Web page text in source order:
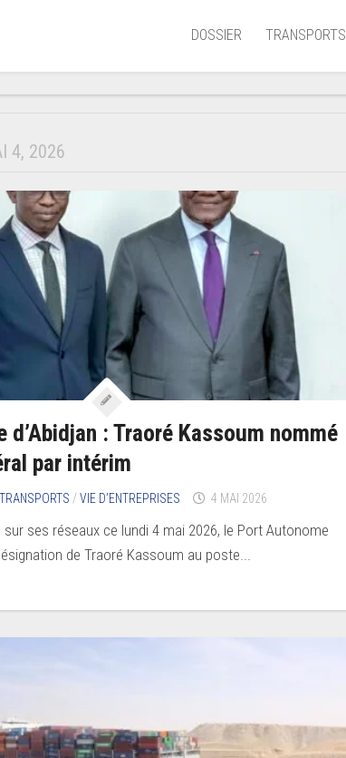
DOSSIER TRANSPORTS
Aérien
Ferroviaire
Lagunaire
4, 2026
d’Abidjan : Traoré Kassoum nommé
par intérim
TRANSPORTS /VIE D’ENTREPRISES 4 MAI 2026
sur ses réseaux ce lundi 4 mai 2026, le Port Autonome
de Traoré Kassoum au poste...